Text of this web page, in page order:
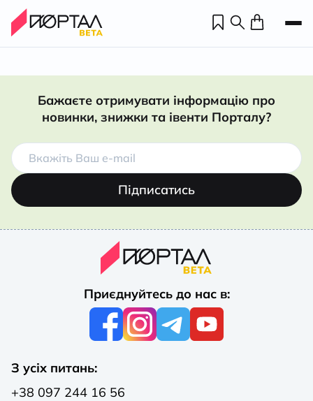
Бажаєте отримувати інформацію про
новинки, знижки та івенти Порталу?
Підписатись
Приєднуйтесь до нас в:
З усіх питань:
+38 097 244 16 56